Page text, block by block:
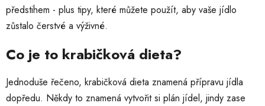
předstihem - plus tipy, které můžete použít, aby vaše jídlo
zůstalo čerstvé a výživné.
Co je to krabičková dieta?
Jednoduše řečeno, krabičková dieta znamená přípravu jídla
dopředu. Někdy to znamená vytvořit si plán jídel, jindy zase